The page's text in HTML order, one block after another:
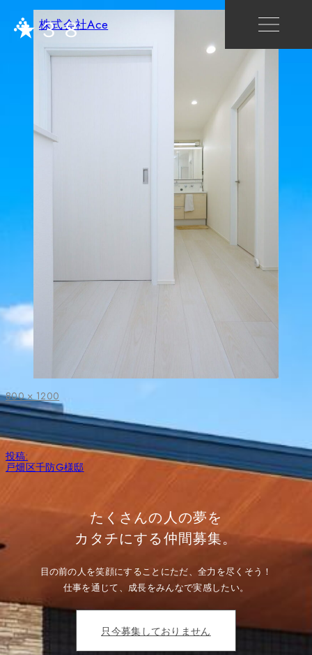
株式会社Ace
★３８
フ
ル
サ
イ
ズ
800 × 1200
投
稿
ナ
ン
投稿:
戸畑区千防G様邸
たくさんの人の夢を
カタチにする仲間募集。
目の前の人を笑顔にすることにただ、全力を尽くそう！
仕事を通じて、成長をみんなで実感したい。
只今募集しておりません